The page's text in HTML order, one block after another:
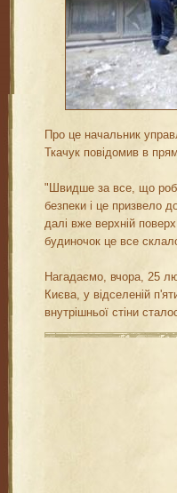
Про це начальник
Ткачук повідомив в
"Швидше за все, що
безпеки і це призвело
далі вже верхній
будиночок це все
Нагадаємо, вчора, 25
Києва, у відселеній
внутрішньої стіни